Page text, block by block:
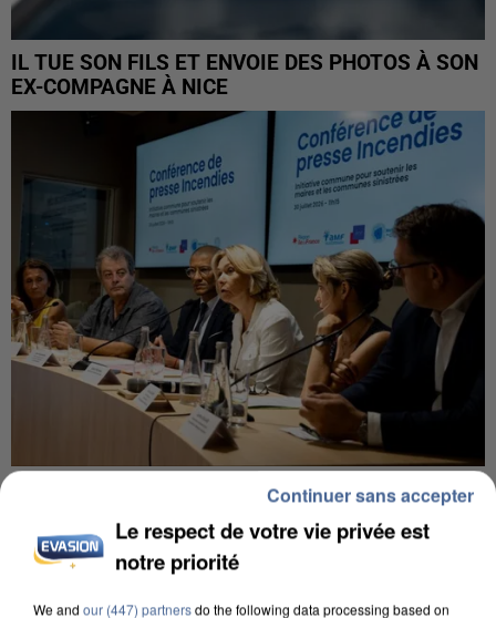
IL TUE SON FILS ET ENVOIE DES PHOTOS À SON
EX-COMPAGNE À NICE
INCENDIES : L’ÎLE-DE-FRANCE LANCE UN ÉLAN
Le respect de votre vie privée est
notre priorité
We and our (447) partnersdo the following data processing based on
Continuer sans accepter